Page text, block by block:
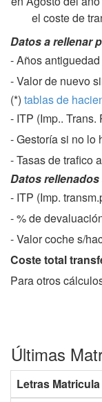
el coste de
Datos a rellenar
- Años
- Valor de nuevo
(*) tablas de
- ITP (Imp..
- Gestoría si no lo
-Tasas de trafico
Datos
- ITP (Imp.
- % de
- Valor coche s/
Coste total
Para otros
Últimas
Letras Matricula